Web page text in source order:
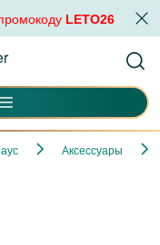
LETO26
Аксессуары